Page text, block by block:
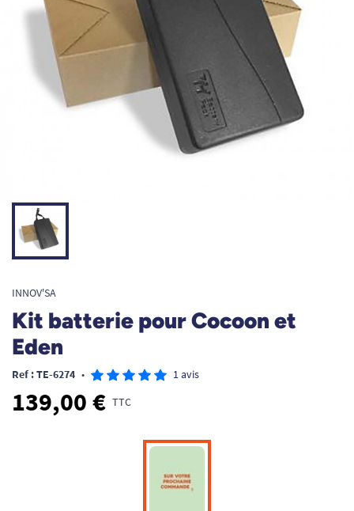
INNOV'SA
Kit batterie pour Cocoon et
Eden
Ref : TE-6274 • 1 avis
139,00 € TTC